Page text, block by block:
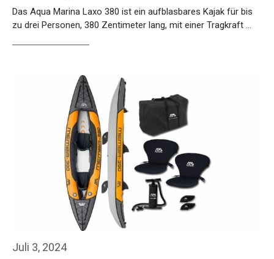
Das Aqua Marina Laxo 380 ist ein aufblasbares Kajak für bis
zu drei Personen, 380 Zentimeter lang, mit einer Tragkraft …
Juli 3, 2024